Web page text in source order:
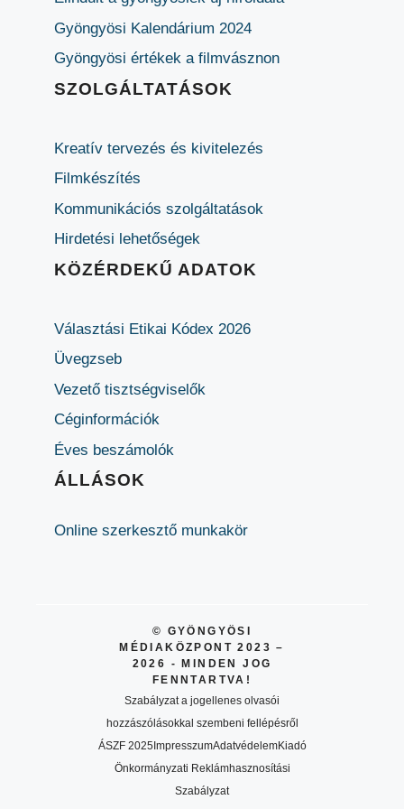
Gyöngyösi Kalendárium 2024
Gyöngyösi értékek a filmvásznon
SZOLGÁLTATÁSOK
Kreatív tervezés és kivitelezés
Filmkészítés
Kommunikációs szolgáltatások
Hirdetési lehetőségek
KÖZÉRDEKŰ ADATOK
Választási Etikai Kódex 2026
Üvegzseb
Vezető tisztségviselők
Céginformációk
Éves beszámolók
ÁLLÁSOK
Online szerkesztő munkakör
© GYÖNGYÖSI
MÉDIAKÖZPONT 2023 –
2026 - MINDEN JOG
FENNTARTVA!
Szabályzat a jogellenes olvasói
hozzászólásokkal szembeni fellépésről
ÁSZF 2025ImpresszumAdatvédelemKiadó
Önkormányzati Reklámhasznosítási
Szabályzat